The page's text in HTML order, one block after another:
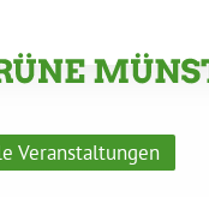
Veranstaltungen